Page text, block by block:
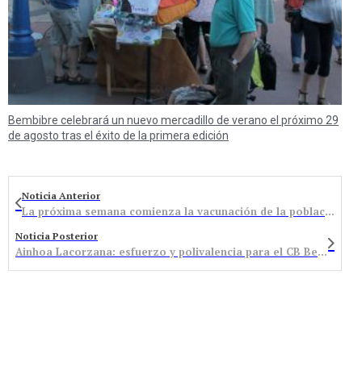
Bembibre celebrará un nuevo mercadillo de verano el próximo 29
de agosto tras el éxito de la primera edición
Noticia Anterior
La próxima semana comienza la vacunación de la población menor de 50 años en la comarca del Bierzo
Noticia Posterior
Ainhoa Lacorzana: esfuerzo y polivalencia para el CB Bembibre